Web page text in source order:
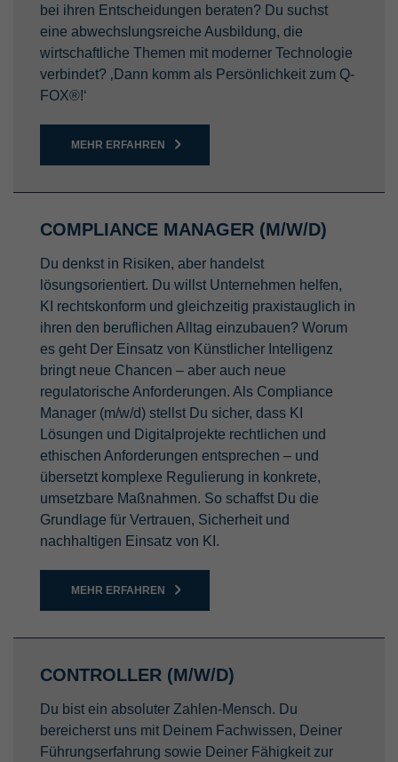
bei ihren Entscheidungen beraten? Du suchst
eine abwechslungsreiche Ausbildung, die
wirtschaftliche Themen mit moderner Technologie
verbindet? ‚Dann komm als Persönlichkeit zum Q-
FOX®!‘
MEHR ERFAHREN
COMPLIANCE MANAGER (M/W/D)
Du denkst in Risiken, aber handelst
lösungsorientiert. Du willst Unternehmen helfen,
KI rechtskonform und gleichzeitig praxistauglich in
ihren den beruflichen Alltag einzubauen? Worum
es geht Der Einsatz von Künstlicher Intelligenz
bringt neue Chancen – aber auch neue
regulatorische Anforderungen. Als Compliance
Manager (m/w/d) stellst Du sicher, dass KI
Lösungen und Digitalprojekte rechtlichen und
ethischen Anforderungen entsprechen – und
übersetzt komplexe Regulierung in konkrete,
umsetzbare Maßnahmen. So schaffst Du die
Grundlage für Vertrauen, Sicherheit und
nachhaltigen Einsatz von KI.
MEHR ERFAHREN
CONTROLLER (M/W/D)
Du bist ein absoluter Zahlen-Mensch. Du
bereicherst uns mit Deinem Fachwissen, Deiner
Führungserfahrung sowie Deiner Fähigkeit zur